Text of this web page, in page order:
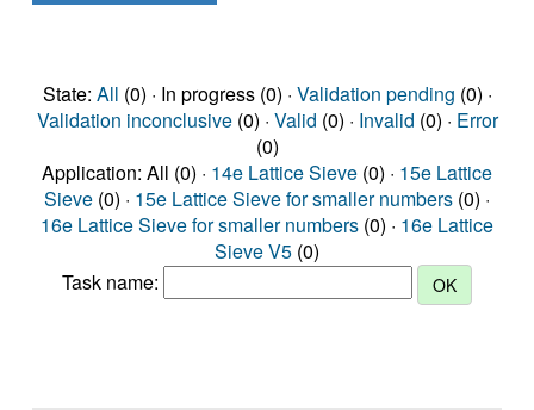
State: All (0) · In progress (0) · Validation pending (0) ·
Validation inconclusive(0) · Valid (0) · Invalid (0) · Error
(0)
Application: All (0) · 14e Lattice Sieve (0) · 15e Lattice
Sieve (0) · 15e Lattice Sieve for smaller numbers (0) ·
16e Lattice Sieve for smaller numbers (0) · 16e Lattice
Sieve V5 (0)
Task name: